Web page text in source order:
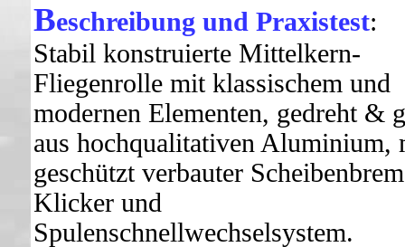
Beschreibung und Praxistest:
Stabil konstruierte Mittelkern-
Fliegenrolle mit klassischem und
modernen Elementen, gedreht &
aus hochqualitativen Aluminium,
geschützt verbauter
Klicker und
Spulenschnellwechselsystem.